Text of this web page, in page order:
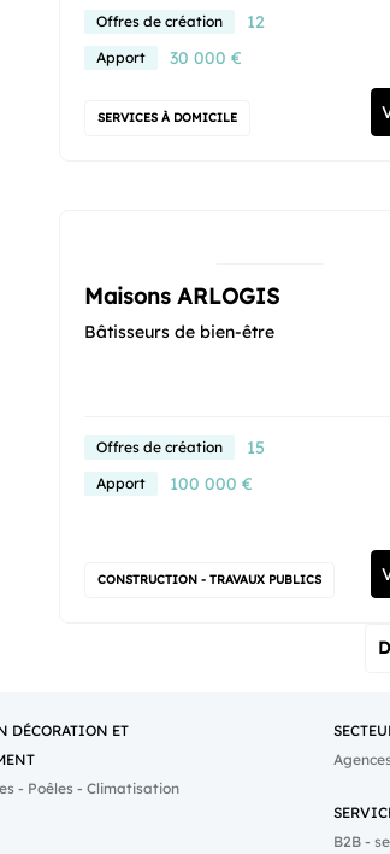
Offres de création 12
Apport 30 000 €
SERVICES À DOMICILE
Maisons ARLOGIS
Bâtisseurs de bien-être
Offres de création 15
Apport 100 000 €
CONSTRUCTION - TRAVAUX PUBLICS
DÉCORATION ET
- Poêles - Climatisation
B2B -